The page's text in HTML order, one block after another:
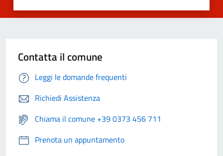
Contatta il comune
Leggi le domande frequenti
Richiedi Assistenza
Chiama il comune +39 0373 456 711
Prenota un appuntamento